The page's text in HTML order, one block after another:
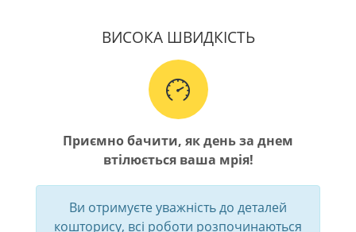
ВИСОКА ШВИДКІСТЬ
Приємно бачити, як день за днем
втілюється ваша мрія!
Ви отримуєте уважність до деталей
кошторису, всі роботи розпочинаються